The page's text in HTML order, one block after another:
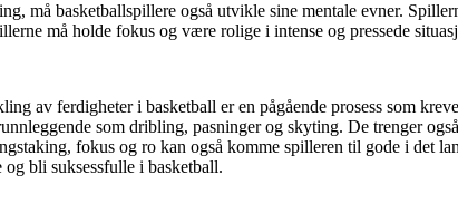
må basketballspillere også utvikle sine mentale evner.
må holde fokus og være rolige i intense og pressede
av ferdigheter i basketball er en pågående prosess som
som dribling, pasninger og skyting. De trenger
fokus og ro kan også komme spilleren til gode i det
bli suksessfulle i basketball.